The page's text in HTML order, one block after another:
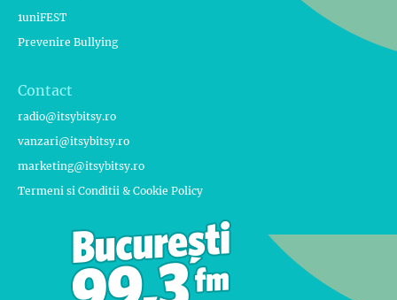
1uniFEST
Prevenire Bullying
Contact
radio@itsybitsy.ro
vanzari@itsybitsy.ro
marketing@itsybitsy.ro
Termeni si Conditii & Cookie Policy